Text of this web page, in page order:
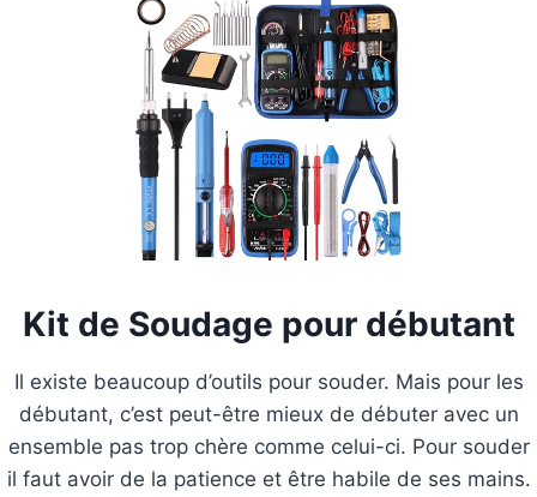
Kit de Soudage pour débutant
Il existe beaucoup d’outils pour souder. Mais pour les
débutant, c’est peut-être mieux de débuter avec un
ensemble pas trop chère comme celui-ci. Pour souder
il faut avoir de la patience et être habile de ses mains.